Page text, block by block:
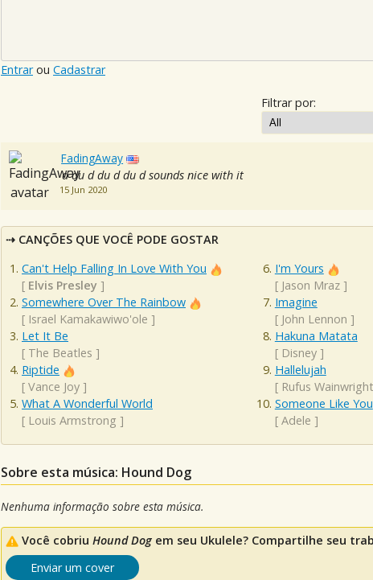
Entrarou Cadastrar
Filtrar por:
FadingAway
d du d du d du d sounds nice with it
15 Jun 2020
CANÇÕES QUE VOCÊ PODE GOSTAR
Can't Help Falling In Love With You
[ Elvis Presley ]
Somewhere Over The Rainbow
[ Israel Kamakawiwo'ole ]
Let It Be
[ The Beatles ]
Riptide
[ Vance Joy ]
What A Wonderful World
[ Louis Armstrong ]
I'm Yours
[ Jason Mraz]
Imagine
[ John Lennon ]
Hakuna Matata
[ Disney]
Hallelujah
[ Rufus Wainwright
Someone Like You
[ Adele ]
Sobre esta música: Hound Dog
Nenhuma informação sobre esta música.
Você cobriu Hound Dog em seu Ukulele? Compartilhe seu
Enviar um cover